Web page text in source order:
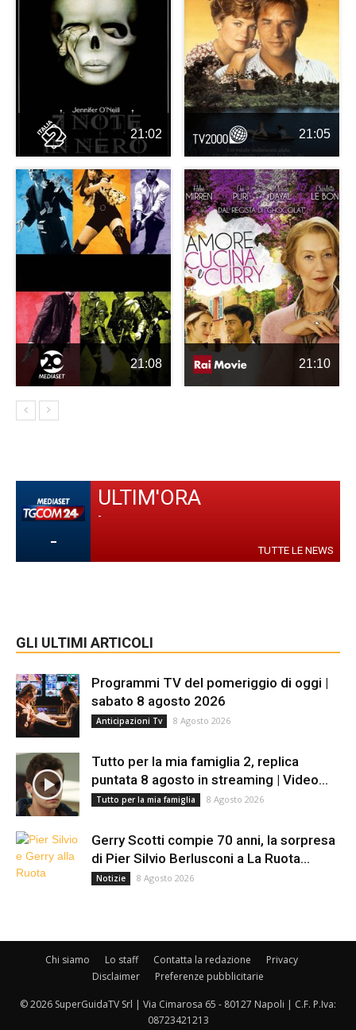
21:02 21:05
21:08 21:10
-
ULTIM'ORA
-
TUTTE LE NEWS
GLI ULTIMI ARTICOLI
Programmi TV del pomeriggio di oggi |
sabato 8 agosto 2026
Anticipazioni Tv 8 Agosto 2026
Tutto per la mia famiglia 2, replica
puntata 8 agosto in streaming | Video...
Tutto per la mia famiglia 8 Agosto 2026
Gerry Scotti compie 70 anni, la sorpresa
di Pier Silvio Berlusconi a La Ruota...
Notizie 8 Agosto 2026
Chi siamo Lo staff Contatta la redazione
Privacy
Disclaimer
Preferenze pubblicitarie
© 2026 SuperGuidaTV Srl | Via Cimarosa 65 - 80127 Napoli | C.F. P.Iva:
08723421213